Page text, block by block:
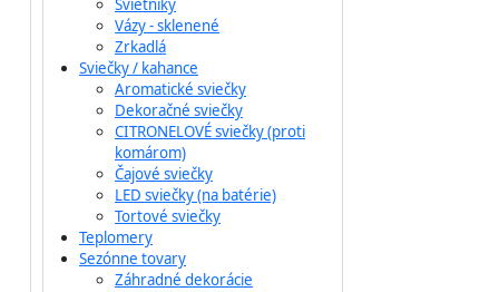
Svietniky
Vázy - sklenené
Zrkadlá
Sviečky / kahance
Aromatické sviečky
Dekoračné sviečky
CITRONELOVÉ sviečky (proti
komárom)
Čajové sviečky
LED sviečky (na batérie)
Tortové sviečky
Teplomery
Sezónne tovary
Záhradné dekorácie